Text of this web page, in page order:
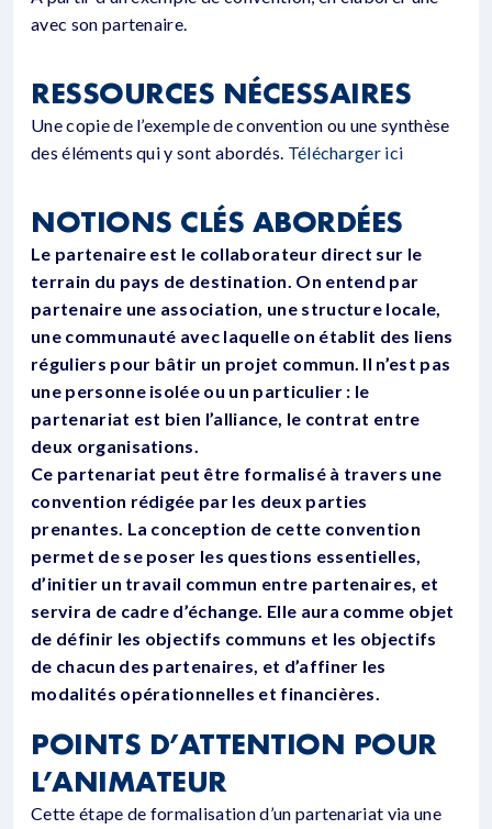
avec son partenaire.
RESSOURCES NÉCESSAIRES
Une copie de l’exemple de convention ou une synthèse
des éléments qui y sont abordés. Télécharger ici
NOTIONS CLÉS ABORDÉES
Le partenaire est le collaborateur direct sur le
terrain du pays de destination. On entend par
partenaire une association, une structure locale,
une communauté avec laquelle on établit des liens
réguliers pour bâtir un projet commun. Il n’est pas
une personne isolée ou un particulier : le
partenariat est bien l’alliance, le contrat entre
deux organisations.
Ce partenariat peut être formalisé à travers une
convention rédigée par les deux parties
prenantes. La conception de cette convention
permet de se poser les questions essentielles,
d’initier un travail commun entre partenaires, et
servira de cadre d’échange. Elle aura comme objet
de définir les objectifs communs et les objectifs
de chacun des partenaires, et d’affiner les
modalités opérationnelles et financières.
POINTS D’ATTENTION POUR
L’ANIMATEUR
Cette étape de formalisation d’un partenariat via une